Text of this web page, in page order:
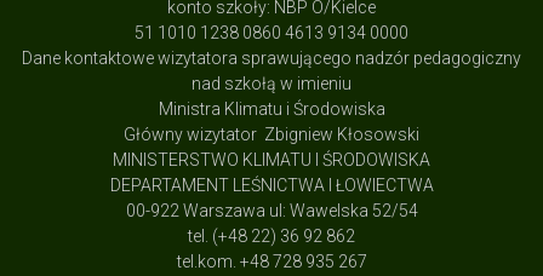
konto szkoły: NBP O/Kielce
51 1010 1238 0860 4613 9134 0000
Dane kontaktowe wizytatora sprawującego nadzór pedagogiczny
nad szkołą w imieniu
Ministra Klimatu i Środowiska
Główny wizytator Zbigniew Kłosowski
MINISTERSTWO KLIMATU I ŚRODOWISKA
DEPARTAMENT LEŚNICTWA I ŁOWIECTWA
00-922 Warszawa ul: Wawelska 52/54
tel. (+48 22) 36 92 862
tel.kom. +48 728 935 267